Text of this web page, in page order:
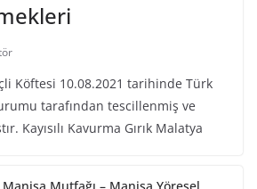
Köftesi 10.08.2021 tarihinde Türk
tarafından tescillenmiş ve
Kayısılı Kavurma Gırık Malatya